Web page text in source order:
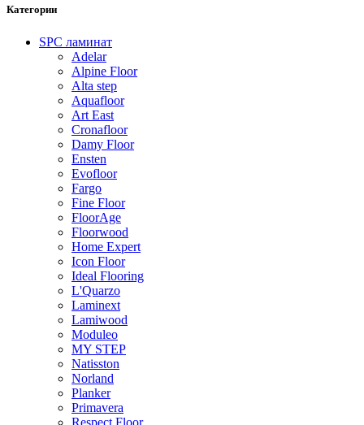
Категории
SPC ламинат
Adelar
Alpine Floor
Alta step
Aquafloor
Art East
Cronafloor
Damy Floor
Ensten
Evofloor
Fargo
Fine Floor
FloorAge
Floorwood
Home Expert
Icon Floor
Ideal Flooring
L'Quarzo
Laminext
Lamiwood
Moduleo
MY STEP
Natisston
Norland
Planker
Primavera
Respect Floor